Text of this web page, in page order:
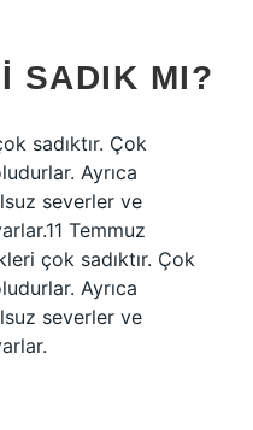
SADIK MI?
sadıktır. Çok
Ayrıca
severler ve
Temmuz
çok sadıktır. Çok
Ayrıca
severler ve